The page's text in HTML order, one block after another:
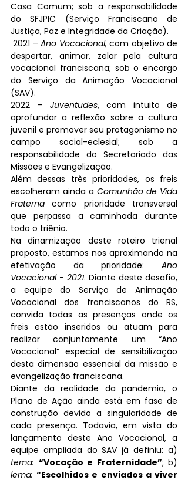
Casa Comum; sob a responsabilidade
do SFJPIC (Serviço Franciscano de
Justiça, Paz e Integridade da Criação).
2021 – Ano Vocacional, com objetivo de
despertar, animar, zelar pela cultura
vocacional franciscana; sob o encargo
do Serviço da Animação Vocacional
(SAV).
2022 – Juventudes, com intuito de
aprofundar a reflexão sobre a cultura
juvenil e promover seu protagonismo no
campo social-eclesial; sob a
responsabilidade do Secretariado das
Missões e Evangelização.
Além dessas três prioridades, os freis
escolheram ainda a Comunhão de Vida
Fraterna como prioridade transversal
que perpassa a caminhada durante
todo o triênio.
Na dinamização deste roteiro trienal
proposto, estamos nos aproximando na
efetivação da prioridade: Ano
Vocacional - 2021. Diante deste desafio,
a equipe do Serviço de Animação
Vocacional dos franciscanos do RS,
convida todas as presenças onde os
freis estão inseridos ou atuam para
realizar conjuntamente um “Ano
Vocacional” especial de sensibilização
desta dimensão essencial da missão e
evangelização franciscana.
Diante da realidade da pandemia, o
Plano de Ação ainda está em fase de
construção devido a singularidade de
cada presença. Todavia, em vista do
lançamento deste Ano Vocacional, a
tema: “Vocação e Fraternidade”
lema: “Escolhidos e enviados a viver